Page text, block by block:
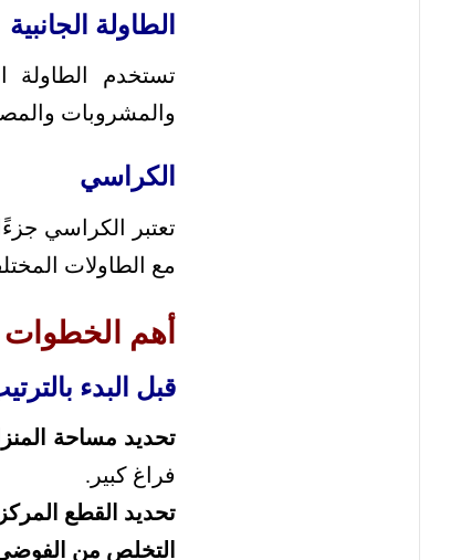
الطاولة الجانبية
تستخدم الطاولة
والمشروبات
الكراسي
تعتبر الكراسي
مع الطاولات
أهم الخطوات
قبل البدء
تحديد مساحة
فراغ كبير.
تحديد القطع
التخلص من